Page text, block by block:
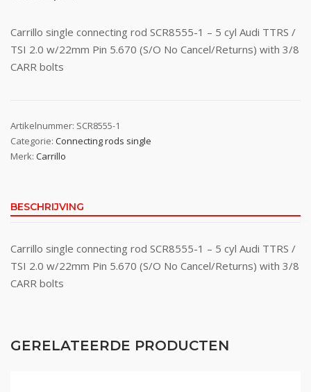
Carrillo single connecting rod SCR8555-1 – 5 cyl Audi TTRS /
TSI 2.0 w/22mm Pin 5.670 (S/O No Cancel/Returns) with 3/8
CARR bolts
Artikelnummer: SCR8555-1
Categorie: Connecting rods single
Merk: Carrillo
BESCHRIJVING
Carrillo single connecting rod SCR8555-1 – 5 cyl Audi TTRS /
TSI 2.0 w/22mm Pin 5.670 (S/O No Cancel/Returns) with 3/8
CARR bolts
GERELATEERDE PRODUCTEN